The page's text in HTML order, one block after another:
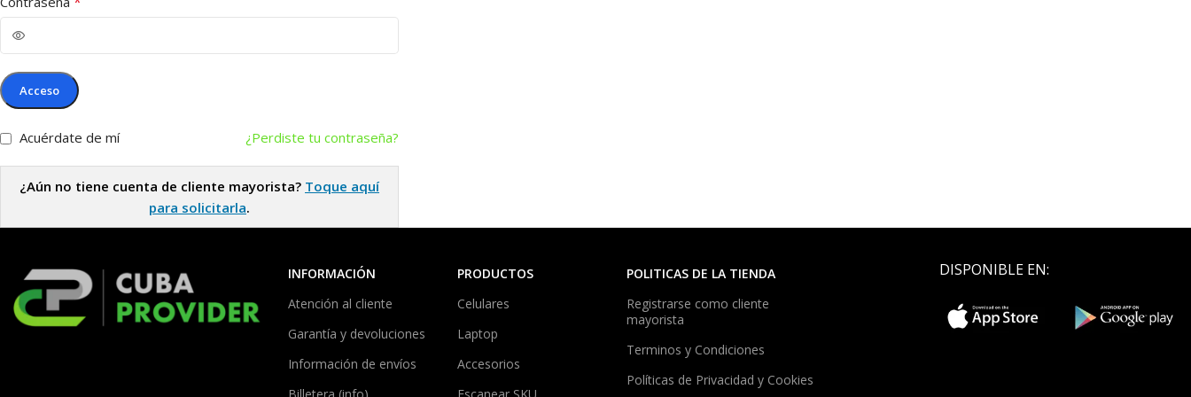
Acceso
¿Perdiste tu contraseña?
Acuérdate de mí
¿Aún no tiene cuenta de cliente mayorista? Toque aquí
para solicitarla.
INFORMACIÓN
Atención al cliente
Garantía y devoluciones
Información de envíos
PRODUCTOS
Celulares
Laptop
Accesorios
POLITICAS DE LA TIENDA
Registrarse como cliente
mayorista
Terminos y Condiciones
Políticas de Privacidad y Cookies
DISPONIBLE EN: